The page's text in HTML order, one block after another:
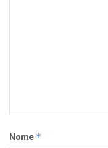
Nome *